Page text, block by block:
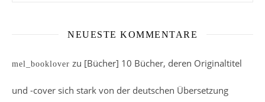
NEUESTE KOMMENTARE
mel_booklover zu [Bücher] 10 Bücher, deren Originaltitel
und -cover sich stark von der deutschen Übersetzung